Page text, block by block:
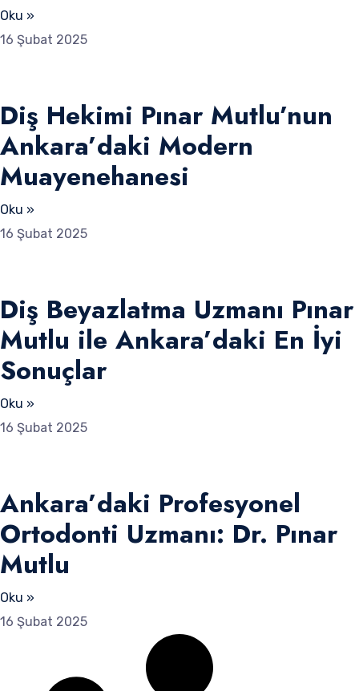
Oku »
16 Şubat 2025
Diş Hekimi Pınar Mutlu’nun
Ankara’daki Modern
Muayenehanesi
Oku »
16 Şubat 2025
Diş Beyazlatma Uzmanı Pınar
Mutlu ile Ankara’daki En İyi
Sonuçlar
Oku »
16 Şubat 2025
Ankara’daki Profesyonel
Ortodonti Uzmanı: Dr. Pınar
Mutlu
Oku »
16 Şubat 2025